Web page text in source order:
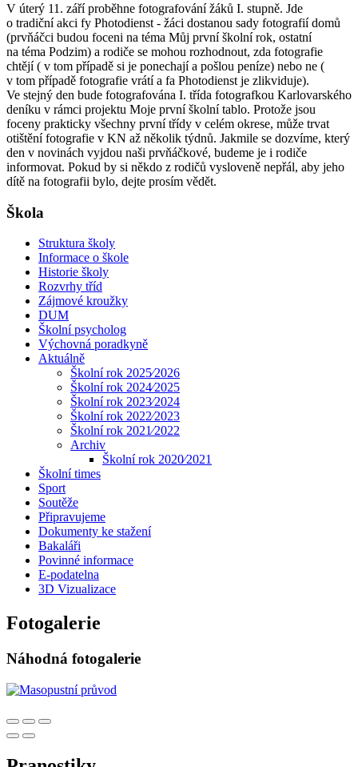
V úterý 11. září proběhne fotografování žáků I. stupně. Jde
o tradiční akci fy Photodienst - žáci dostanou sady fotografií domů
(prvňáčci budou foceni na téma Můj první školní rok, ostatní
na téma Podzim) a rodiče se mohou rozhodnout, zda fotografie
chtějí ( v tom případě si je ponechají a pošlou peníze) nebo ne (
v tom případě fotografie vrátí a fa Photodienst je zlikviduje).
Ve stejný den bude fotografována I. třída fotografkou Karlovarského
deníku v rámci projektu Moje první školní tablo. Protože jsou
foceny prakticky všechny první třídy v celém okrese, může trvat
otištění fotografie v KN až několik týdnů. Jakmile se dozvíme, který
den v novinách vyjdou naši prvňáčkové, budeme je i rodiče
informovat. Pokud by si někdo z rodičů vysloveně nepřál, aby jeho
dítě na fotografii bylo, dejte prosím vědět.
Škola
Struktura školy
Informace o škole
Historie školy
Rozvrhy tříd
Zájmové kroužky
DUM
Školní psycholog
Výchovná poradkyně
Aktuálně
Školní rok 2025⁄2026
Školní rok 2024⁄2025
Školní rok 2023⁄2024
Školní rok 2022⁄2023
Školní rok 2021⁄2022
Archiv
Školní rok 2020⁄2021
Školní times
Sport
Soutěže
Připravujeme
Dokumenty ke stažení
Bakaláři
Povinné informace
E-podatelna
3D Vizualizace
Fotogalerie
Náhodná fotogalerie